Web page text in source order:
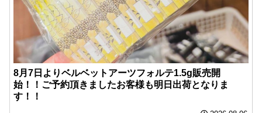
8月7日よりベルベットアーツフォルテ1.5g販売開
始！！ご予約頂きましたお客様も明日出荷となりま
す！！